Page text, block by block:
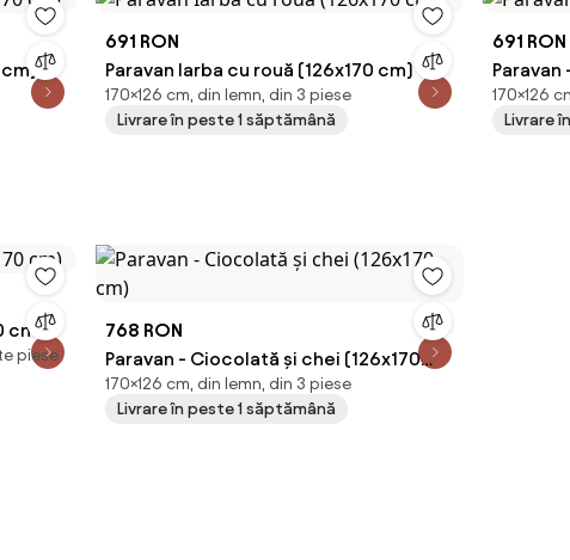
cm)
691 RON
Paravan Iarba cu rouă (126x170 cm)
170×126 cm, din lemn, din 3 piese
Livrare în peste 1 săptămână
691 RON
Paravan
170×126
Livrare
cm)
piese
768 RON
Paravan - Ciocolată și chei (126x170
cm)
170×126 cm, din lemn, din 3 piese
Livrare în peste 1 săptămână